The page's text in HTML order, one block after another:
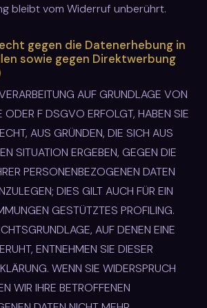
bleibt vom Widerruf unberührt.
gegen die Datenerhebung in
sowie gegen Direktwerbung
AUF GRUNDLAGE VON
ODER F DSGVO ERFOLGT, HABEN SIE
AUS GRÜNDEN, DIE SICH AUS
SITUATION ERGEBEN, GEGEN DIE
PERSONENBEZOGENEN DATEN
DIES GILT AUCH FÜR EIN
GESTÜTZTES PROFILING.
AUF DENEN EINE
ENTNEHMEN SIE DIESER
WENN SIE WIDERSPRUCH
WIR IHRE BETROFFENEN